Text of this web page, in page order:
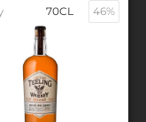
70CL 46%